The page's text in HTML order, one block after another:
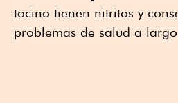
tocino tienen nitritos y
problemas de salud a